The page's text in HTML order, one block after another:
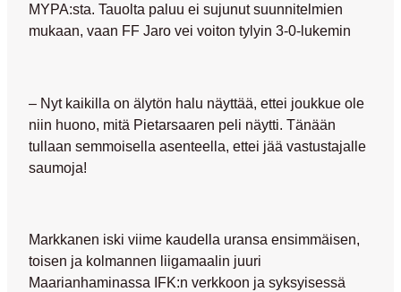
MYPA:sta. Tauolta paluu ei sujunut suunnitelmien
mukaan, vaan FF Jaro vei voiton tylyin 3-0-lukemin
– Nyt kaikilla on älytön halu näyttää, ettei joukkue ole
niin huono, mitä Pietarsaaren peli näytti. Tänään
tullaan semmoisella asenteella, ettei jää vastustajalle
saumoja!
Markkanen iski viime kaudella uransa ensimmäisen,
toisen ja kolmannen liigamaalin juuri
Maarianhaminassa IFK:n verkkoon ja syksyisessä